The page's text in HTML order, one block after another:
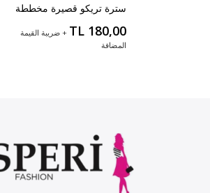
سترة تريكو قصيرة مخططة
TL 180,00 + ضريبة القيمة
المضافة